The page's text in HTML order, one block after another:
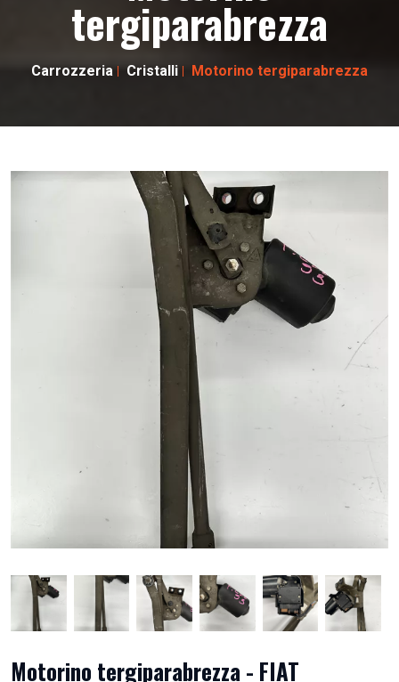
tergiparabrezza
Carrozzeria Cristalli Motorino tergiparabrezza
Motorino tergiparabrezza - FIAT